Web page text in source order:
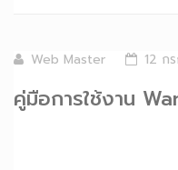
Web Master 12 ก
คู่มือการใช้งาน